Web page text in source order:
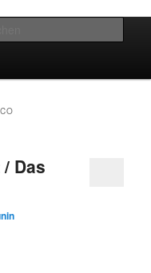
Das